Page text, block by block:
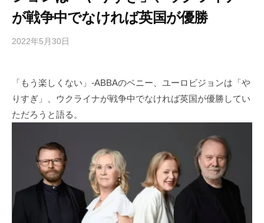
が戦争中でなければ英国が優勝
2022年5月30日
i
g
a
m
の
コ
メ
「もう楽しくない」-ABBAのベニー、ユーロビジョンは「や
りすぎ」、ウクライナが戦争中でなければ英国が優勝してい
ただろうと語る。